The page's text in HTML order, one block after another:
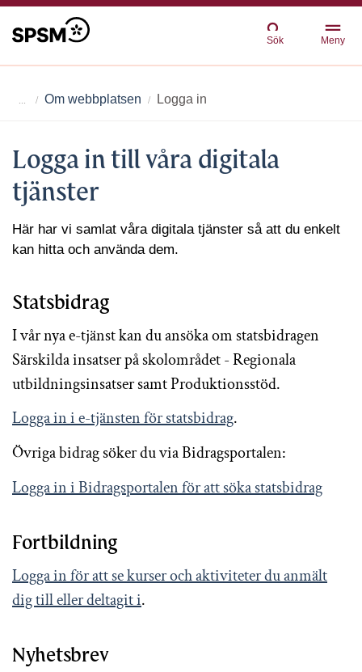
Sök Meny
Om webbplatsen Logga in
Logga in till våra digitala
tjänster
Här har vi samlat våra digitala tjänster så att du enkelt
kan hitta och använda dem.
Statsbidrag
I vår nya e-tjänst kan du ansöka om statsbidragen
Särskilda insatser på skolområdet - Regionala
utbildningsinsatser samt Produktionsstöd.
Logga in i e-tjänsten för statsbidrag.
Övriga bidrag söker du via Bidragsportalen:
Logga in i Bidragsportalen för att söka statsbidrag
Fortbildning
Logga in för att se kurser och aktiviteter du anmält
dig till eller deltagit i.
Nyhetsbrev